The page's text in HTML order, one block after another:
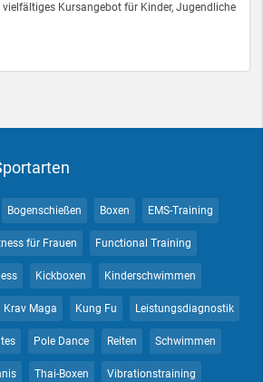
vielfältiges Kursangebot für Kinder, Jugendliche
Bogenschießen Boxen EMS-Training
für Frauen Functional Training
Kickboxen Kinderschwimmen
Krav Maga Kung Fu Leistungsdiagnostik
Pole Dance Reiten Schwimmen
Thai-Boxen Vibrationstraining